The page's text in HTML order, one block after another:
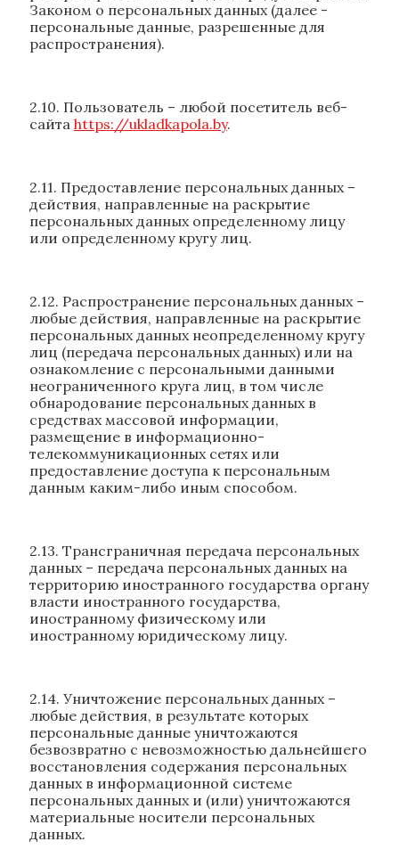
Законом о персональных данных (далее -
персональные данные, разрешенные для
распространения).
2.10. Пользователь – любой посетитель веб-
сайта https://ukladkapola.by.
2.11. Предоставление персональных данных –
действия, направленные на раскрытие
персональных данных определенному лицу
или определенному кругу лиц.
2.12. Распространение персональных данных –
любые действия, направленные на раскрытие
персональных данных неопределенному кругу
лиц (передача персональных данных) или на
ознакомление с персональными данными
неограниченного круга лиц, в том числе
обнародование персональных данных в
средствах массовой информации,
размещение в информационно-
телекоммуникационных сетях или
предоставление доступа к персональным
данным каким-либо иным способом.
2.13. Трансграничная передача персональных
данных – передача персональных данных на
территорию иностранного государства органу
власти иностранного государства,
иностранному физическому или
иностранному юридическому лицу.
2.14. Уничтожение персональных данных –
любые действия, в результате которых
персональные данные уничтожаются
безвозвратно с невозможностью дальнейшего
восстановления содержания персональных
данных в информационной системе
персональных данных и (или) уничтожаются
материальные носители персональных
данных.